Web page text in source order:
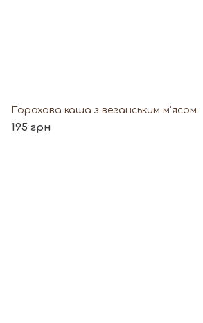
Горохова каша з веганським м'ясом
195 грн